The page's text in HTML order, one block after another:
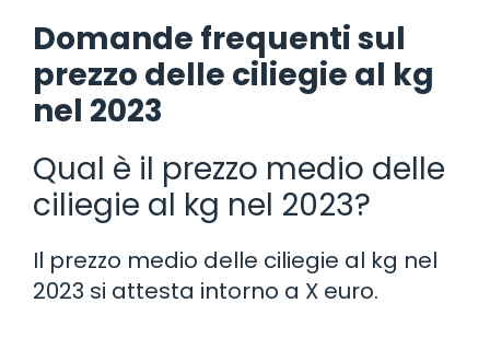
Domande frequenti sul
prezzo delle ciliegie al kg
nel 2023
Qual è il prezzo medio delle
ciliegie al kg nel 2023?
Il prezzo medio delle ciliegie al kg nel
2023 si attesta intorno a X euro.